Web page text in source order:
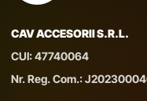
CAV ACCESORII S.R.L.
CUI: 47740064
Nr. Reg. Com.: